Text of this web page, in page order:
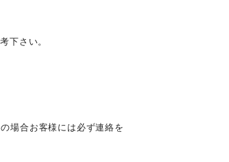
下さい。
場合お客様には必ず連絡を